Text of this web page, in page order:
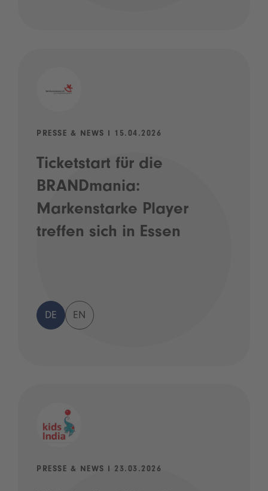
PRESSE & NEWS I 15.04.2026
Ticketstart für die
BRANDmania:
Markenstarke Player
treffen sich in Essen
DE EN
PRESSE & NEWS I 23.03.2026